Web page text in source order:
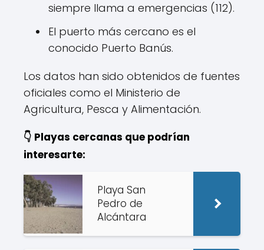
siempre llama a emergencias (112).
El puerto más cercano es el
conocido Puerto Banús.
Los datos han sido obtenidos de fuentes
oficiales como el Ministerio de
Agricultura, Pesca y Alimentación.
👇 Playas cercanas que podrían
interesarte:
Playa San
Pedro de
Alcántara